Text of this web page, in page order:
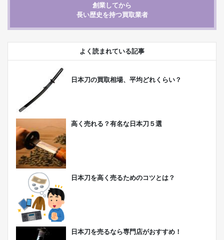
創業してから
長い歴史を持つ買取業者
よく読まれている記事
日本刀の買取相場、平均どれくらい？
高く売れる？有名な日本刀５選
日本刀を高く売るためのコツとは？
日本刀を売るなら専門店がおすすめ！